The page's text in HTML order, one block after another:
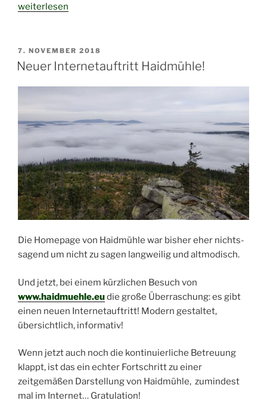
„November-
den
Hochstein“
weiterlesen
VERÖFFENTLICHT
AM
7. NOVEMBER 2018
Neuer Internetauftritt Haidmühle!
Die Homepage von Haidmühle war bisher eher nichts-
sagend um nicht zu sagen langweilig und altmodisch.
Und jetzt, bei einem kürzlichen Besuch von
www.haidmuehle.eudie große Überraschung: es gibt
einen neuen Internetauftritt! Modern gestaltet,
übersichtlich, informativ!
Wenn jetzt auch noch die kontinuierliche Betreuung
klappt, ist das ein echter Fortschritt zu einer
zeitgemäßen Darstellung von Haidmühle, zumindest
mal im Internet… Gratulation!